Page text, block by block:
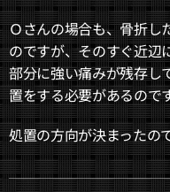
Ｏさんの場合も、骨折し
のですが、そのすぐ近辺
部分に強い痛みが残存し
置をする必要があるので
処置の方向が決まったの